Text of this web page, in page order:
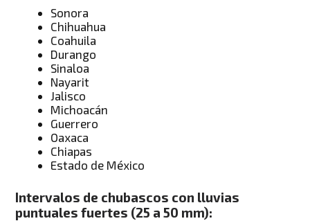
Sonora
Chihuahua
Coahuila
Durango
Sinaloa
Nayarit
Jalisco
Michoacán
Guerrero
Oaxaca
Chiapas
Estado de México
Intervalos de chubascos con lluvias
puntuales fuertes (25 a 50 mm):